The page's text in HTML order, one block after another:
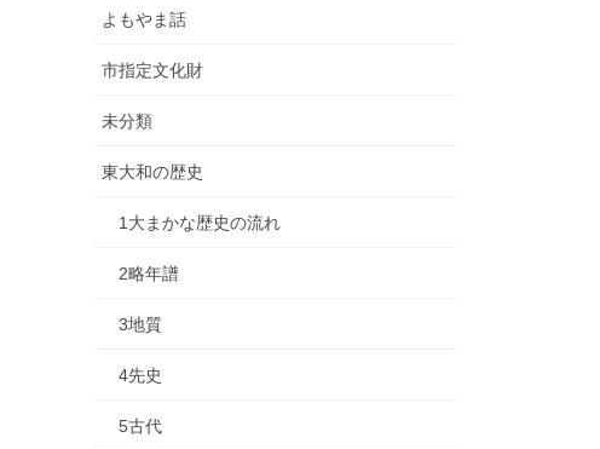
よもやま話
市指定文化財
未分類
東大和の歴史
1大まかな歴史の流れ
2略年譜
3地質
4先史
5古代